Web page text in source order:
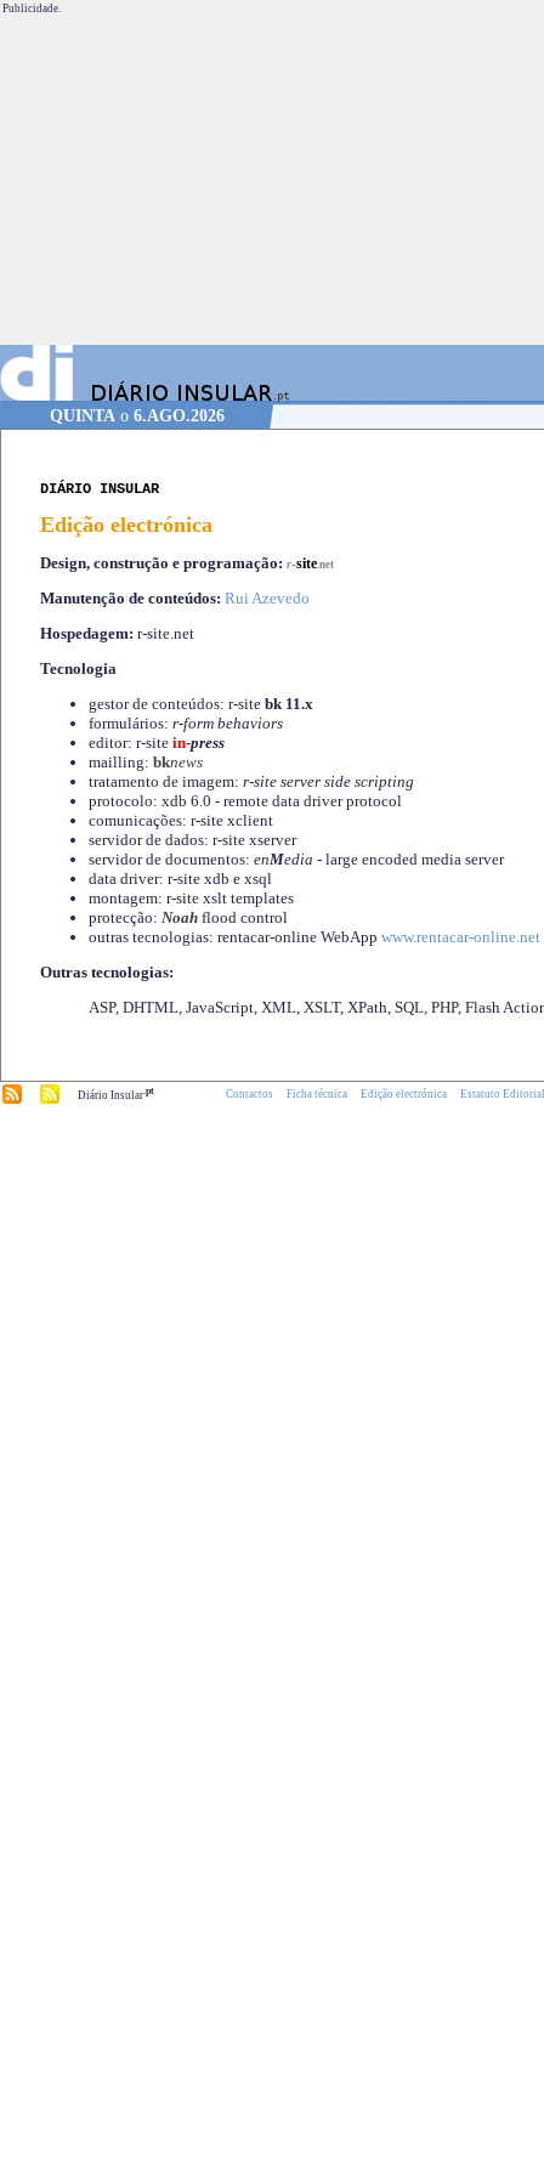
Publicidade.
QUINTAo 6.AGO.2026
DIÁRIO INSULAR
Edição electrónica
Design, construção e programação: r-site.net
Manutenção de conteúdos: Rui Azevedo
Hospedagem: r-site.net
Tecnologia
gestor de conteúdos: r-site bk 11.x
formulários: r-form behaviors
editor: r-site in-press
mailling: bknews
tratamento de imagem: r-site server side scripting
protocolo: xdb 6.0 - remote data driver protocol
comunicações: r-site xclient
servidor de dados: r-site xserver
servidor de documentos: enMedia - large encoded media server
data driver: r-site xdb e xsql
montagem: r-site xslt templates
protecção: Noah flood control
outras tecnologias: rentacar-online WebApp www.rentacar-online.net
Outras tecnologias:
ASP, DHTML, JavaScript, XML, XSLT, XPath, SQL, PHP, Flash
Diário Insular.pt Contactos Ficha técnica Edição electrónica Estatuto Editorial